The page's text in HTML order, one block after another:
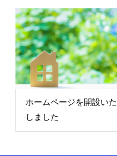
ホームページを開設いた
しました